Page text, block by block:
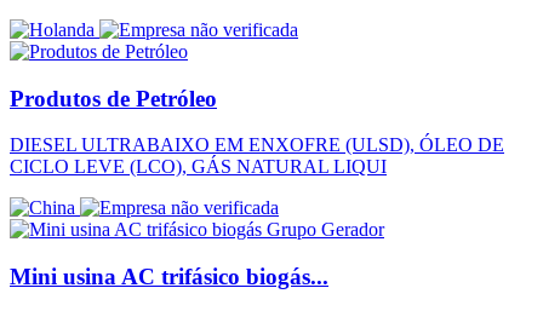
Produtos de Petróleo
DIESEL ULTRABAIXO EM ENXOFRE (ULSD), ÓLEO DE
CICLO LEVE (LCO), GÁS NATURAL LIQUI
Mini usina AC trifásico biogás...